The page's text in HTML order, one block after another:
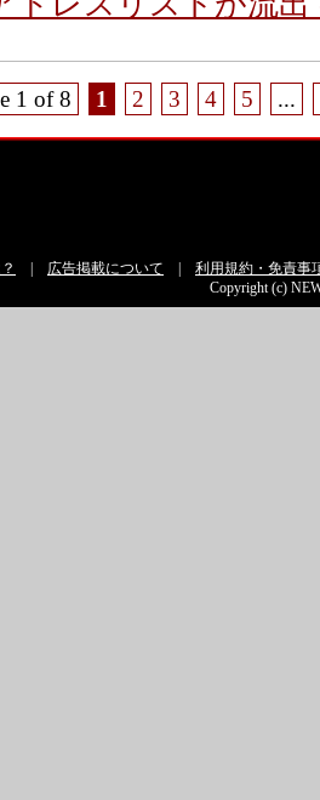
1 of 8 1 2 3 4 5 ...
広告掲載について
利用規約・免責事
Copyright (c)